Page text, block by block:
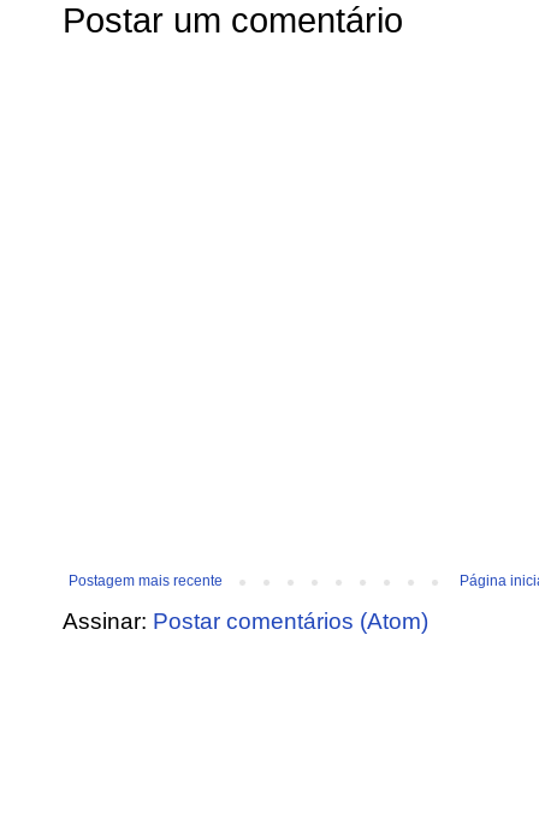
Postar um comentário
Postagem mais recente Página
Assinar: Postar comentários (Atom)